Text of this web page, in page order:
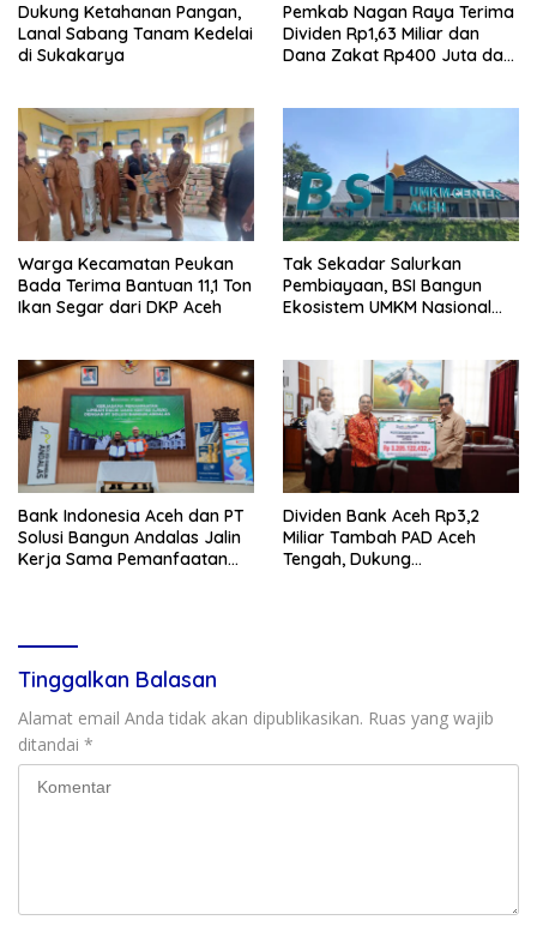
Dukung Ketahanan Pangan,
Lanal Sabang Tanam Kedelai
di Sukakarya
Pemkab Nagan Raya Terima
Dividen Rp1,63 Miliar dan
Dana Zakat Rp400 Juta dari
Warga Kecamatan Peukan
Bada Terima Bantuan 11,1 Ton
Ikan Segar dari DKP Aceh
Tak Sekadar Salurkan
Pembiayaan, BSI Bangun
Ekosistem UMKM Nasional
Bank Indonesia Aceh dan PT
Solusi Bangun Andalas Jalin
Kerja Sama Pemanfaatan
Dividen Bank Aceh Rp3,2
Miliar Tambah PAD Aceh
Tengah, Dukung
Tinggalkan Balasan
Alamat email Anda tidak akan dipublikasikan. Ruas yang wajib
ditandai *